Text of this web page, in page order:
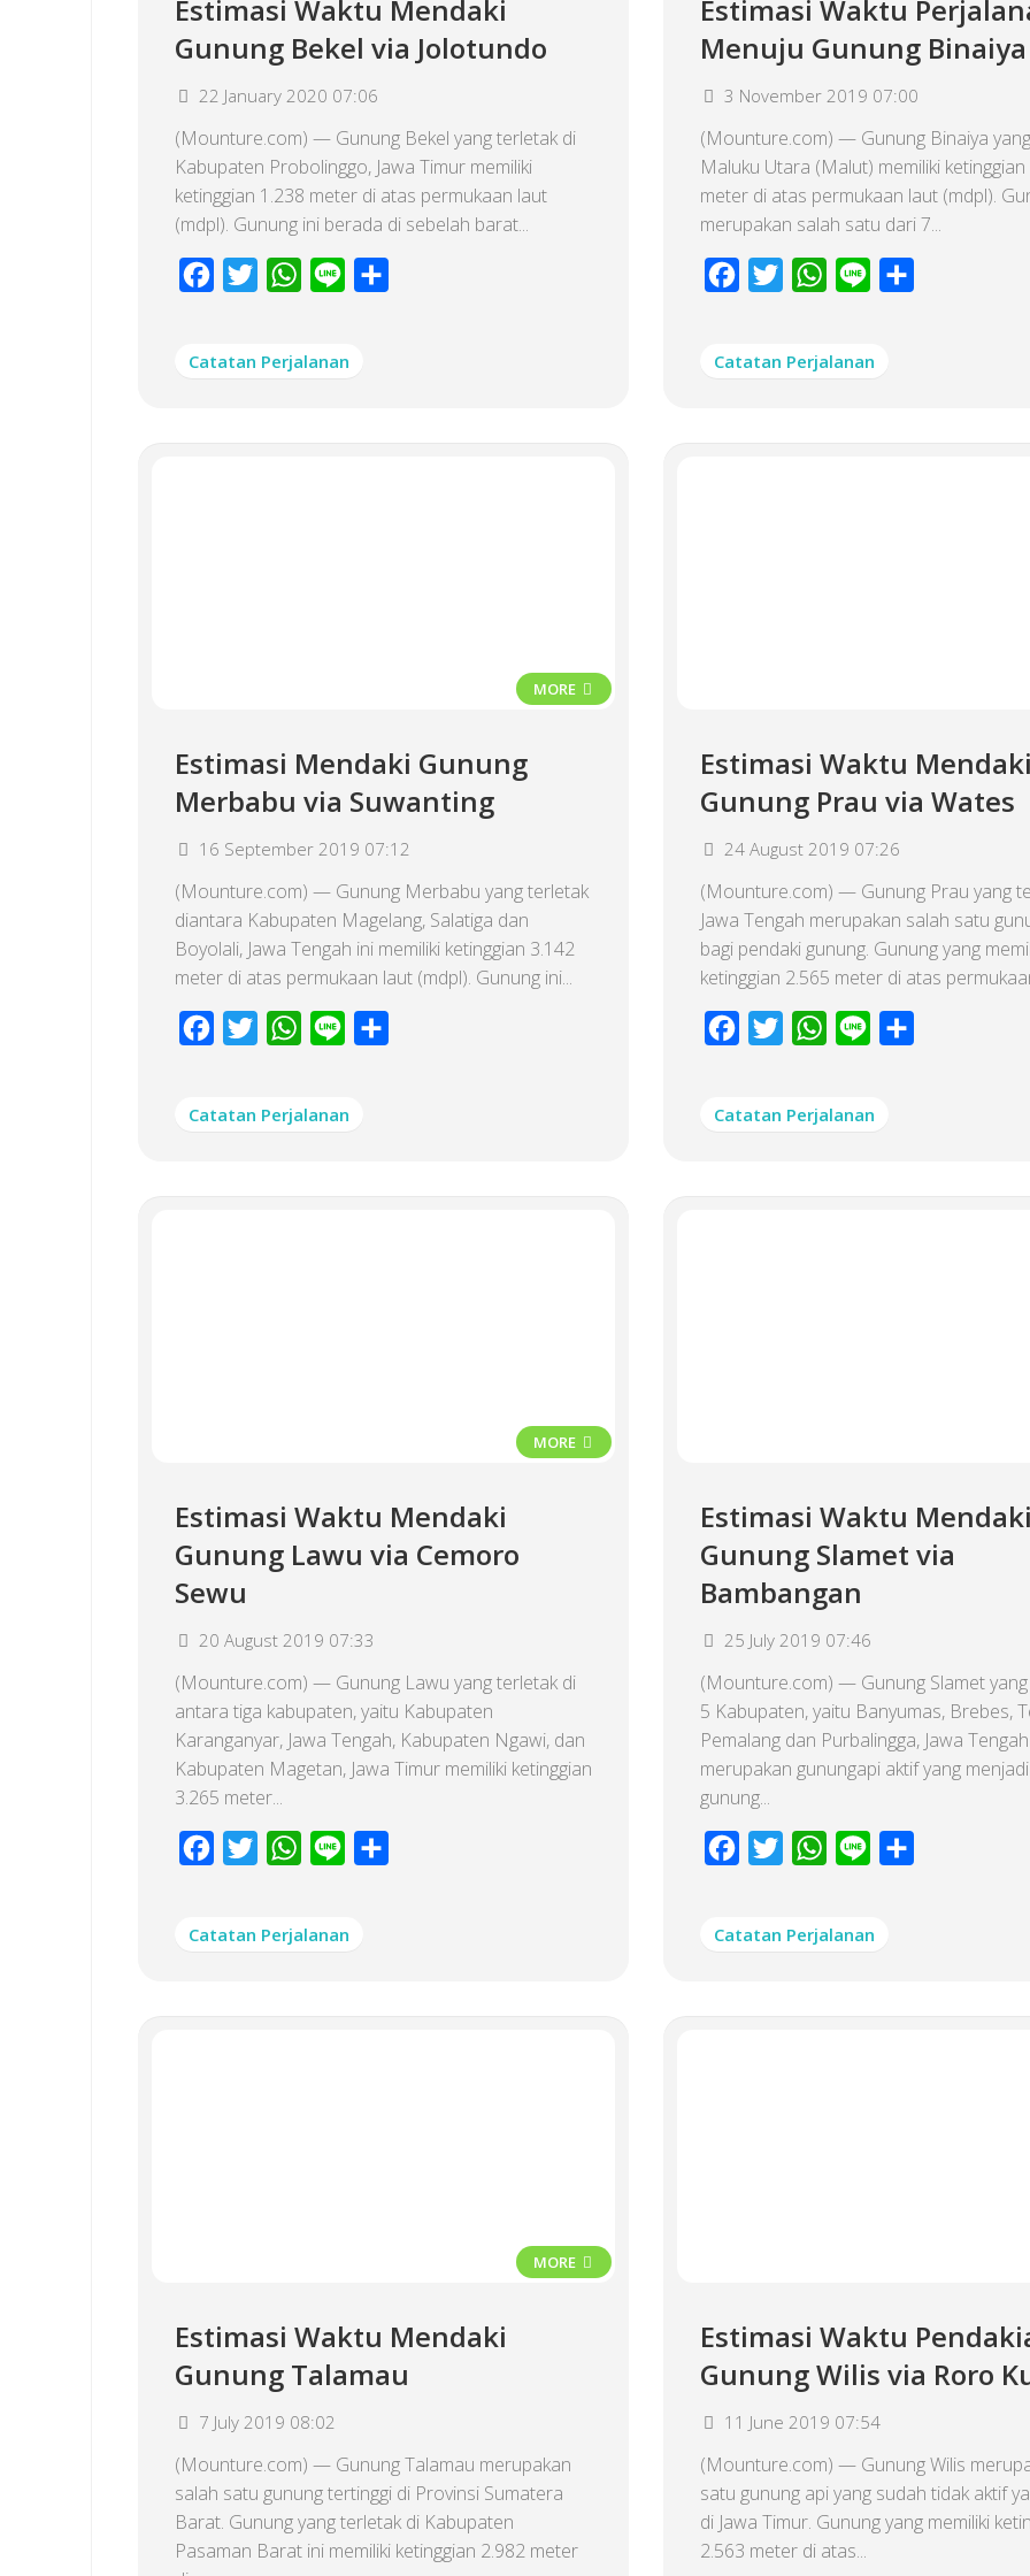
Estimasi Waktu Mendaki
Gunung Bekel via Jolotundo
22 January 2020 07:06
(Mounture.com) — Gunung Bekel yang terletak di
Kabupaten Probolinggo, Jawa Timur memiliki
ketinggian 1.238 meter di atas permukaan laut
(mdpl). Gunung ini berada di sebelah barat...
Facebook
Twitter WhatsApp
Line
Catatan Perjalanan
Estimasi Waktu
Menuju Gunung Binaiya
3 November 2019 07:00
(Mounture.com) — Gunung Binaiya
Maluku Utara (Malut) memiliki ketinggian
meter di atas permukaan laut (mdpl).
merupakan salah satu dari 7...
Facebook
Twitter WhatsApp
Line
Catatan Perjalanan
MORE
Estimasi Mendaki Gunung
Merbabu via Suwanting
16 September 2019 07:12
(Mounture.com) — Gunung Merbabu yang terletak
diantara Kabupaten Magelang, Salatiga dan
Boyolali, Jawa Tengah ini memiliki ketinggian 3.142
meter di atas permukaan laut (mdpl). Gunung ini...
Facebook
Twitter WhatsApp
Line
Catatan Perjalanan
Estimasi Waktu Mendaki
Gunung Prau via Wates
24 August 2019 07:26
(Mounture.com) — Gunung Prau yang
Jawa Tengah merupakan salah satu
bagi pendaki gunung. Gunung yang
ketinggian 2.565 meter di atas
Facebook
Twitter WhatsApp
Line
Catatan Perjalanan
MORE
Estimasi Waktu Mendaki
Gunung Lawu via Cemoro
Sewu
20 August 2019 07:33
(Mounture.com) — Gunung Lawu yang terletak di
antara tiga kabupaten, yaitu Kabupaten
Karanganyar, Jawa Tengah, Kabupaten Ngawi, dan
Kabupaten Magetan, Jawa Timur memiliki ketinggian
3.265 meter...
Facebook
Twitter WhatsApp
Line
Catatan Perjalanan
Estimasi Waktu Mendaki
Gunung Slamet via
Bambangan
25 July 2019 07:46
(Mounture.com) — Gunung Slamet
5 Kabupaten, yaitu Banyumas, Brebes,
Pemalang dan Purbalingga, Jawa Tengah
merupakan gunungapi aktif yang
gunung...
Facebook
Twitter WhatsApp
Line
Catatan Perjalanan
MORE
Estimasi Waktu Mendaki
Gunung Talamau
7 July 2019 08:02
(Mounture.com) — Gunung Talamau merupakan
salah satu gunung tertinggi di Provinsi Sumatera
Barat. Gunung yang terletak di Kabupaten
Pasaman Barat ini memiliki ketinggian 2.982 meter
Estimasi Waktu
Gunung Wilis via Roro
11 June 2019 07:54
(Mounture.com) — Gunung Wilis
satu gunung api yang sudah tidak aktif
di Jawa Timur. Gunung yang memiliki
2.563 meter di atas...